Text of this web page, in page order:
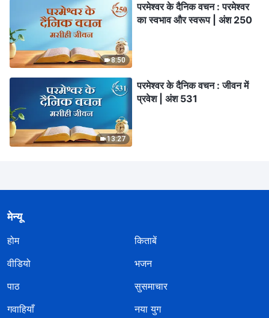
8:50
परमेश्वर के दैनिक वचन : परमेश्वर
का स्वभाव और स्वरूप | अंश 250
13:27
परमेश्वर के दैनिक वचन : जीवन में
प्रवेश | अंश 531
मेन्यू
होम
किताबें
वीडियो
भजन
पाठ
सुसमाचार
गवाहियाँ
नया युग